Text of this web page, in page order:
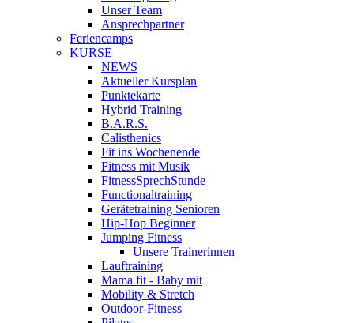
Unser Team
Ansprechpartner
Feriencamps
KURSE
NEWS
Aktueller Kursplan
Punktekarte
Hybrid Training
B.A.R.S.
Calisthenics
Fit ins Wochenende
Fitness mit Musik
FitnessSprechStunde
Functionaltraining
Gerätetraining Senioren
Hip-Hop Beginner
Jumping Fitness
Unsere Trainerinnen
Lauftraining
Mama fit - Baby mit
Mobility & Stretch
Outdoor-Fitness